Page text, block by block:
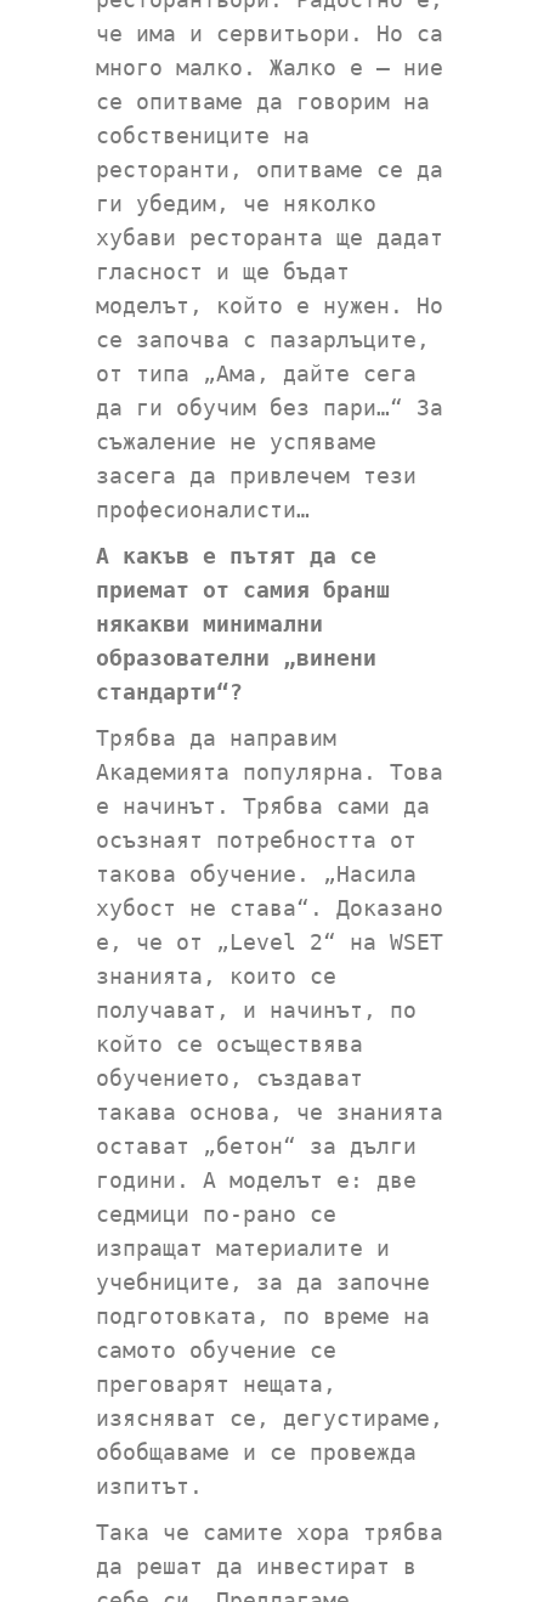
че има и сервитьори. Но са
много малко. Жалко е – ние
се опитваме да говорим на
собствениците на
ресторанти, опитваме се да
ги убедим, че няколко
хубави ресторанта ще дадат
гласност и ще бъдат
моделът, който е нужен. Но
се започва с пазарлъците,
от типа „Ама, дайте сега
да ги обучим без пари…“ За
съжаление не успяваме
засега да привлечем тези
професионалисти…
А какъв е пътят да се
приемат от самия бранш
някакви минимални
образователни „винени
стандарти“?
Трябва да направим
Академията популярна. Това
е начинът. Трябва сами да
осъзнаят потребността от
такова обучение. „Насила
хубост не става“. Доказано
е, че от „Level 2“ на WSET
знанията, които се
получават, и начинът, по
който се осъществява
обучението, създават
такава основа, че знанията
остават „бетон“ за дълги
години. А моделът е: две
седмици по-рано се
изпращат материалите и
учебниците, за да започне
подготовката, по време на
самото обучение се
преговарят нещата,
изясняват се, дегустираме,
обобщаваме и се провежда
изпитът.
Така че самите хора трябва
да решат да инвестират в